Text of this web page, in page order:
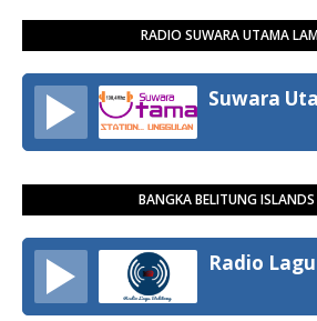
RADIO SUWARA UTAMA
Suwara
BANGKA BELITUNG
Radio